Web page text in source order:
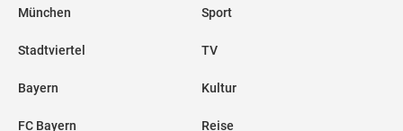
München
Stadtviertel
Bayern
FC Bayern
Sport
TV
Kultur
Reise